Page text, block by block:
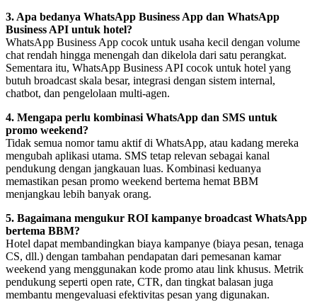
3. Apa bedanya WhatsApp Business App dan WhatsApp
Business API untuk hotel?
WhatsApp Business App cocok untuk usaha kecil dengan volume
chat rendah hingga menengah dan dikelola dari satu perangkat.
Sementara itu, WhatsApp Business API cocok untuk hotel yang
butuh broadcast skala besar, integrasi dengan sistem internal,
chatbot, dan pengelolaan multi-agen.
4. Mengapa perlu kombinasi WhatsApp dan SMS untuk
promo weekend?
Tidak semua nomor tamu aktif di WhatsApp, atau kadang mereka
mengubah aplikasi utama. SMS tetap relevan sebagai kanal
pendukung dengan jangkauan luas. Kombinasi keduanya
memastikan pesan promo weekend bertema hemat BBM
menjangkau lebih banyak orang.
5. Bagaimana mengukur ROI kampanye broadcast WhatsApp
bertema BBM?
Hotel dapat membandingkan biaya kampanye (biaya pesan, tenaga
CS, dll.) dengan tambahan pendapatan dari pemesanan kamar
weekend yang menggunakan kode promo atau link khusus. Metrik
pendukung seperti open rate, CTR, dan tingkat balasan juga
membantu mengevaluasi efektivitas pesan yang digunakan.